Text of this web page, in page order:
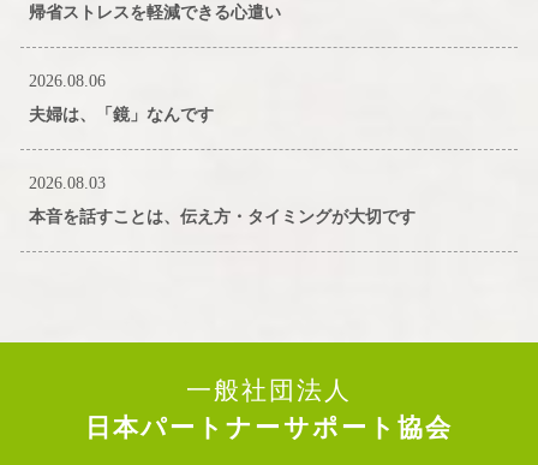
帰省ストレスを軽減できる心遣い
2026.08.06
夫婦は、「鏡」なんです
2026.08.03
本音を話すことは、伝え方・タイミングが大切です
一般社団法人
日本パートナーサポート協会